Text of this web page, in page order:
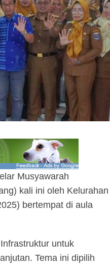
Musyawarah
kali ini oleh Kelurahan
bertempat di aula
untuk
Tema ini dipilih